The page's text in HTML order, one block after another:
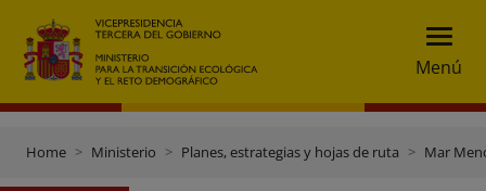
Menú
Home Ministerio Planes, estrategias y hojas de ruta Mar